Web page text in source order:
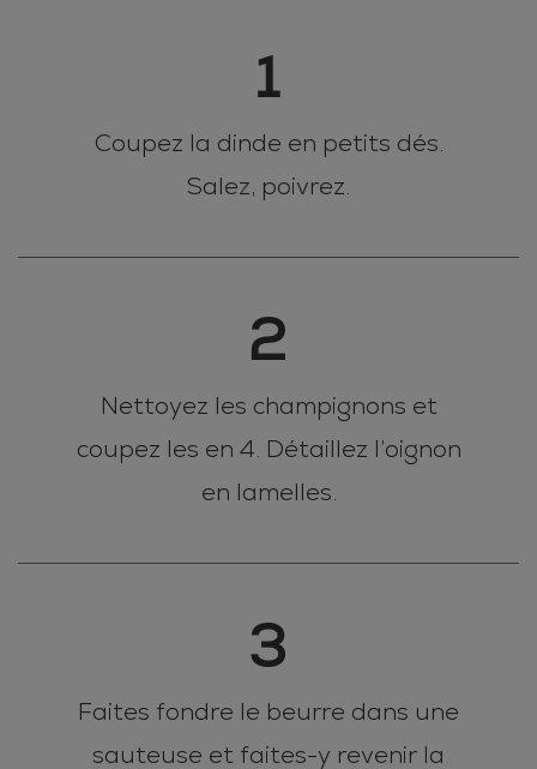
1
Coupez la dinde en petits dés.
Salez, poivrez.
2
Nettoyez les champignons et
coupez les en 4. Détaillez l’oignon
en lamelles.
3
Faites fondre le beurre dans une
sauteuse et faites-y revenir la